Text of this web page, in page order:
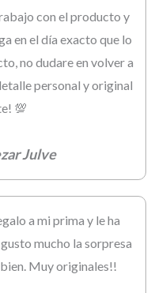
con el producto y
en el día exacto que lo
no dudare en volver a
personal y original
💯
Julve
a mi prima y le ha
mucho la sorpresa
Muy originales!!